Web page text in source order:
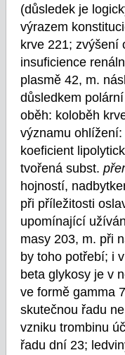
(důsledek je
výrazem
krve 221; zvýšení
insuficience
plasmě 42, m.
důsledkem
oběh: koloběh
významu
koeficient
tvořená subst.
hojností,
při příležitosti
upomínající
masy 203, m. při
by toho potřebí; i
beta glykosy je v
ve formě gamma
skutečnou řadu
vzniku trombinu
řadu dní 23;